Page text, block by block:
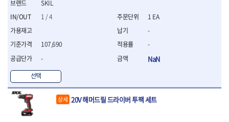
- 너트드라이버
- 레이저팁 드라이버
- 파워렌치
- 드릴척아답타
- 조인트플러그소켓
- 옵셋렌치
SKIL
1 / 4
107,690
-
선택
1 EA
-
-
NaN
상세 20V 해머드릴 드라이버 투팩 세트